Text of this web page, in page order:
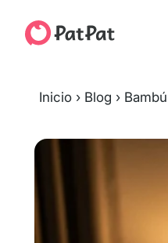
Inicio › Blog › Bambú